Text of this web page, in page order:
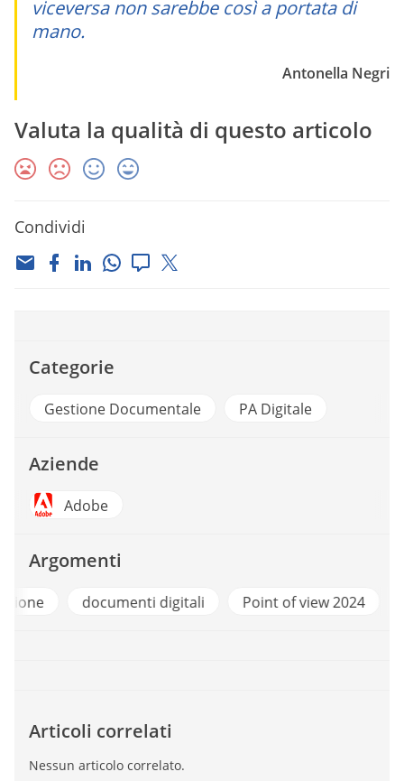
viceversa non sarebbe così a portata di
mano.
Antonella Negri
Valuta la qualità di questo articolo
Condividi
Categorie
Gestione Documentale PA Digitale
Aziende
Adobe
Argomenti
Digitalizzazione documenti digitali Point of
Articoli correlati
Nessun articolo correlato.